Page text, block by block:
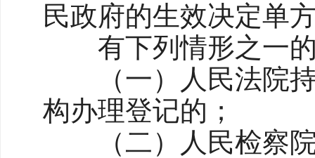
民政府的生效决定单
有下列情形之一的
（一）人民法院持
构办理登记的；
（二）人民检察院